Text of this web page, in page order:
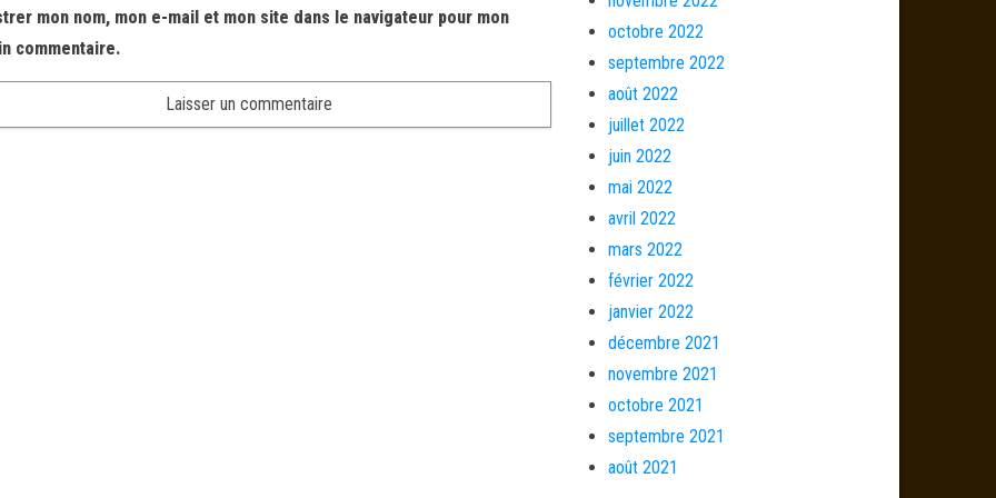
mon nom, mon e-mail et mon site dans le navigateur pour mon
commentaire.
octobre 2022
septembre 2022
août 2022
juillet 2022
juin 2022
mai 2022
avril 2022
mars 2022
février 2022
janvier 2022
décembre 2021
novembre 2021
octobre 2021
septembre 2021
août 2021